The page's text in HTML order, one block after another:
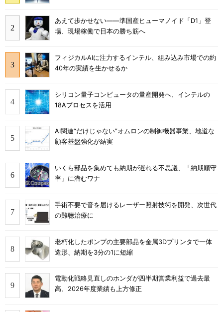
あえて歩かせない――準国産ヒューマノイド「D1」登
場、現場稼働で日本の勝ち筋へ
フィジカルAIに注力するインテル、組み込み市場での約
40年の実績を生かせるか
シリコン量子コンピュータの量産開発へ、インテルの
18Aプロセスを活用
AI関連“だけじゃない”オムロンの制御機器事業、地道な
顧客基盤強化が結実
いくら部品を集めても納期が遅れる不思議、「納期順守
率」に潜むワナ
手術不要で音を届けるレーザー照射技術を開発、次世代
の難聴治療に
老朽化したポンプの主要部品を金属3Dプリンタで一体
造形、納期を3分の1に短縮
電動化戦略見直しのホンダが四半期営業利益で過去最
高、2026年度業績も上方修正